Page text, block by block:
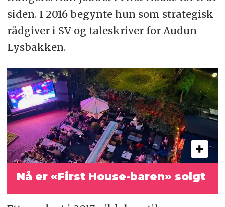
siden. I 2016 begynte hun som strategisk
rådgiver i SV og taleskriver for Audun
Lysbakken.
Nå er «First House-baren» solgt